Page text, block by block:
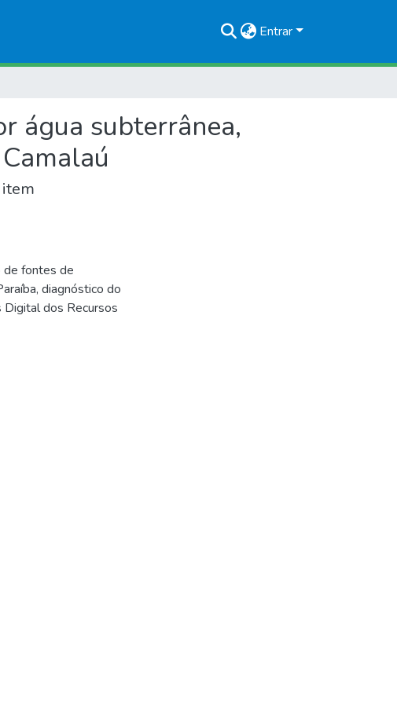
Entrar
água subterrânea,
de fontes de
diagnóstico do
Digital dos Recursos